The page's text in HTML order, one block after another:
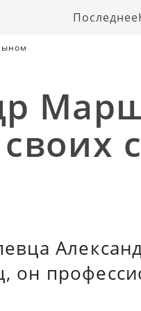
Последнее
он